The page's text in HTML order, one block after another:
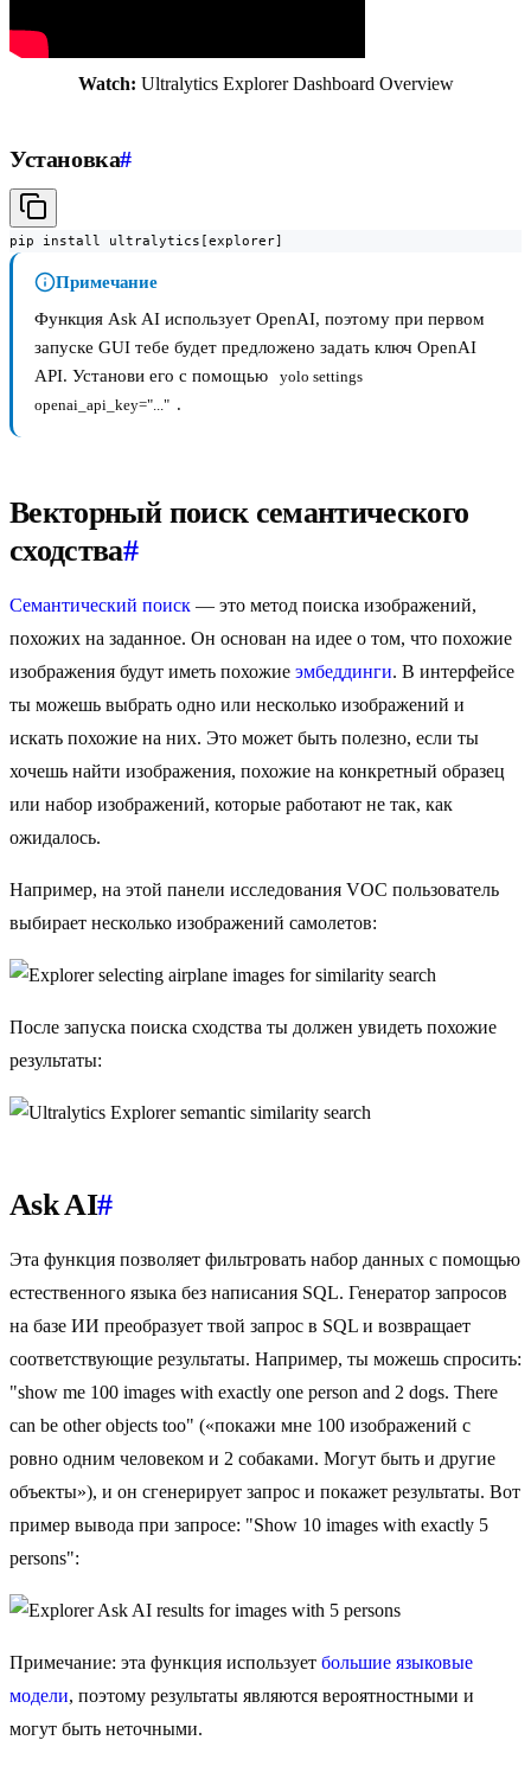
Watch: Ultralytics Explorer Dashboard Overview
Установка#
pip install ultralytics[explorer]
Примечание
Функция Ask AI использует OpenAI, поэтому при первом
запуске GUI тебе будет предложено задать ключ OpenAI
API. Установи его с помощью
yolo settings
openai_api_key="..." .
Векторный поиск семантического
сходства#
Семантический поиск — это метод поиска изображений,
похожих на заданное. Он основан на идее о том, что похожие
изображения будут иметь похожие эмбеддинги. В интерфейсе
ты можешь выбрать одно или несколько изображений и
искать похожие на них. Это может быть полезно, если ты
хочешь найти изображения, похожие на конкретный образец
или набор изображений, которые работают не так, как
ожидалось.
Например, на этой панели исследования VOC пользователь
выбирает несколько изображений самолетов:
После запуска поиска сходства ты должен увидеть похожие
результаты:
Ask AI#
Эта функция позволяет фильтровать набор данных с помощью
естественного языка без написания SQL. Генератор запросов
на базе ИИ преобразует твой запрос в SQL и возвращает
соответствующие результаты. Например, ты можешь спросить:
"show me 100 images with exactly one person and 2 dogs. There
can be other objects too" («покажи мне 100 изображений с
ровно одним человеком и 2 собаками. Могут быть и другие
объекты»), и он сгенерирует запрос и покажет результаты. Вот
пример вывода при запросе: "Show 10 images with exactly 5
persons":
Примечание: эта функция использует большие языковые
модели, поэтому результаты являются вероятностными и
могут быть неточными.